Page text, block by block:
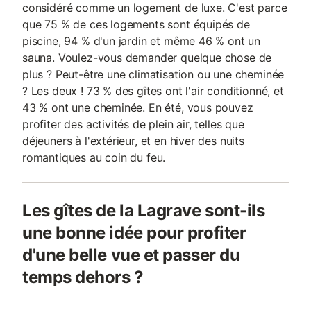
considéré comme un logement de luxe. C'est parce
que 75 % de ces logements sont équipés de
piscine, 94 % d'un jardin et même 46 % ont un
sauna. Voulez-vous demander quelque chose de
plus ? Peut-être une climatisation ou une cheminée
? Les deux ! 73 % des gîtes ont l'air conditionné, et
43 % ont une cheminée. En été, vous pouvez
profiter des activités de plein air, telles que
déjeuners à l'extérieur, et en hiver des nuits
romantiques au coin du feu.
Les gîtes de la Lagrave sont-ils
une bonne idée pour profiter
d'une belle vue et passer du
temps dehors ?